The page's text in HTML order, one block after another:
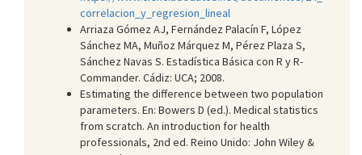
correlacion_y_regresion_lineal
Arriaza Gómez AJ, Fernández Palacín F, López
Sánchez MA, Muñoz Márquez M, Pérez Plaza S,
Sánchez Navas S. Estadística Básica con R y R-
Commander. Cádiz: UCA; 2008.
Estimating the difference between two population
parameters. En: Bowers D (ed.). Medical statistics
from scratch. An introduction for health
professionals, 2nd ed. Reino Unido: John Wiley &